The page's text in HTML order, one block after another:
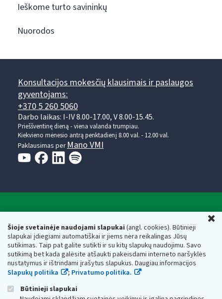
Šioje svetainėje naudojami slapukai(angl. cookies). Būtinieji
slapukai įdiegiami automatiškai ir jiems nėra reikalingas Jūsų
sutikimas. Taip pat galite sutikti ir su kitų slapukų naudojimu. Savo
sutikimą bet kada galėsite atšaukti pakeisdami interneto naršyklės
nustatymus ir ištrindami įrašytus slapukus. Daugiau informacijos
Slapukų politika
; Privatumo politika.
Būtinieji slapukai
Ieškome turto savininkų
Nuorodos
Konsultacijos mokesčių klausimais ir paslaugos
gyventojams:
+370 5 260 5060
Darbo laikas: I-IV 8.00-17.00, V 8.00-15.45.
Prieššventinę dieną - viena valanda trumpiau.
Kiekvieno mėnesio antrą penktadienį 8.00 val. - 12.00 val.
Paklausimas per Mano VMI
Respublikos finansų ministerijos
Biudžetinė įstaiga. Juridinio asmens kodas — 188659752,
adresas: Vasario 16-osios g. 14, 01107 Vilnius, Lietuva, el.paštas:
vmi@vmi.lt, E. pristatymo dėžutės adresas 188659752
Duomenys apie Valstybinę mokesčių inspekciją prie Lietuvos
Respublikos finansų ministerijos kaupiami ir saugomi Juridinių